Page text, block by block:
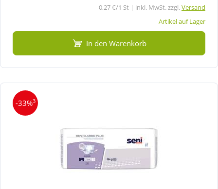
0,27 €/1 St | inkl. MwSt. zzgl.Versand
Artikel auf Lager
In den Warenkorb
-33%3